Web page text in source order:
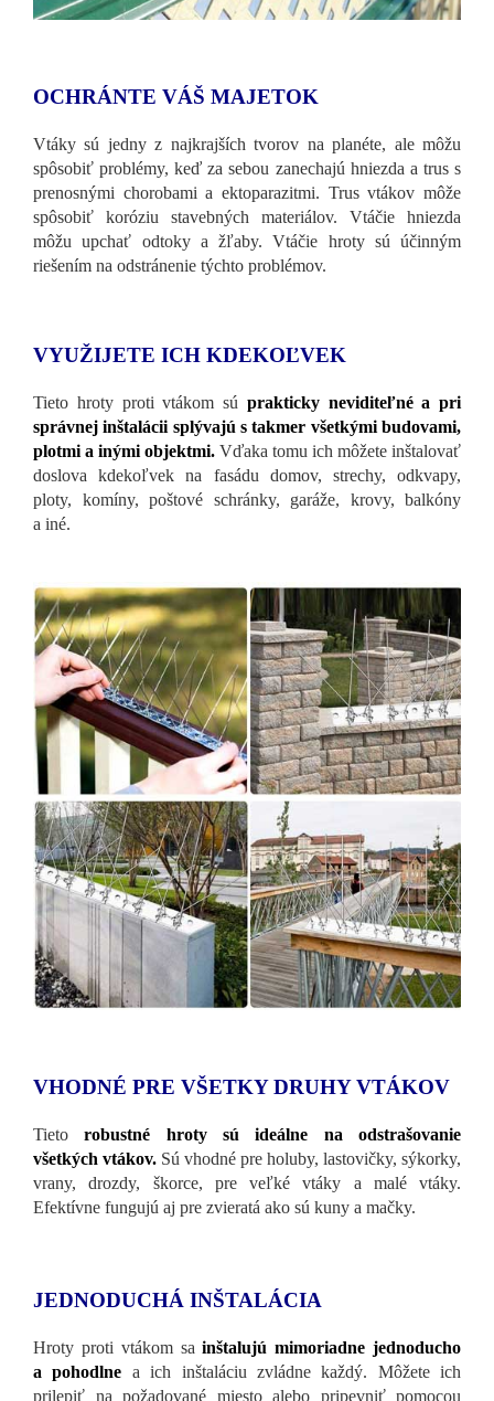
OCHRÁNTE VÁŠ MAJETOK
Vtáky sú jedny z najkrajších tvorov na planéte, ale môžu
spôsobiť problémy, keď za sebou zanechajú hniezda a trus s
prenosnými chorobami a ektoparazitmi. Trus vtákov môže
spôsobiť koróziu stavebných materiálov. Vtáčie hniezda
môžu upchať odtoky a žľaby. Vtáčie hroty sú účinným
riešením na odstránenie týchto problémov.
VYUŽIJETE ICH KDEKOĽVEK
Tieto hroty proti vtákom sú prakticky neviditeľné a pri
správnej inštalácii splývajú s takmer všetkými budovami,
plotmi a inými objektmi. Vďaka tomu ich môžete inštalovať
doslova kdekoľvek na fasádu domov, strechy, odkvapy,
ploty, komíny, poštové schránky, garáže, krovy, balkóny
a iné.
VHODNÉ PRE VŠETKY DRUHY VTÁKOV
Tietorobustné hroty sú ideálne na odstrašovanie
všetkých vtákov. Sú vhodné pre holuby, lastovičky, sýkorky,
vrany, drozdy, škorce, pre veľké vtáky a malé vtáky.
Efektívne fungujú aj pre zvieratá ako sú kuny a mačky.
JEDNODUCHÁ INŠTALÁCIA
Hroty proti vtákom sainštalujú mimoriadne jednoducho
a pohodlne a ich inštaláciu zvládne každý. Môžete ich
prilepiť na požadované miesto alebo pripevniť pomocou